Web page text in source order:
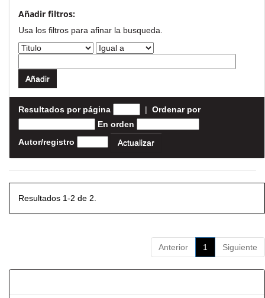
Añadir filtros:
Usa los filtros para afinar la busqueda.
Resultados por página | Ordenar por
En orden
Autor/registro
Resultados 1-2 de 2.
Anterior 1 Siguiente